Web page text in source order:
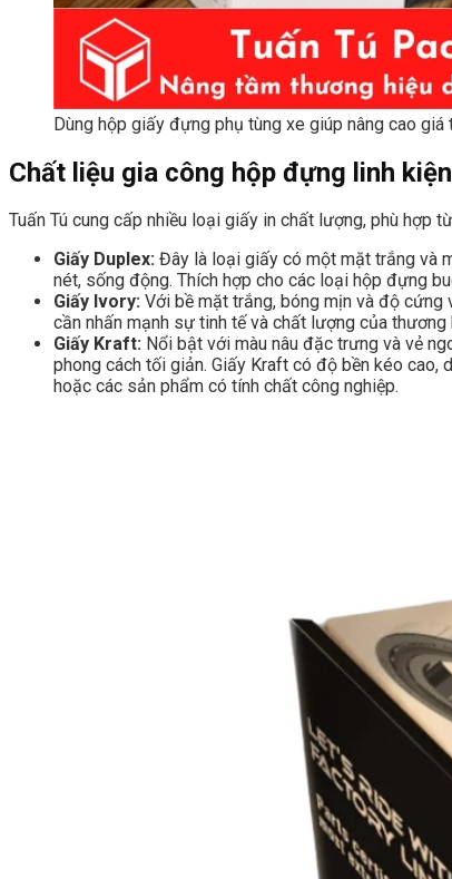
Dùng hộp giấy đựng phụ tùng xe giúp nâng cao giá
Chất liệu gia công hộp đựng linh
Tuấn Tú cung cấp nhiều loại giấy in chất lượng, phù hợp
Giấy Duplex: Đây là loại giấy có một mặt trắng và
nét, sống động. Thích hợp cho các loại hộp đựng
Giấy Ivory: Với bề mặt trắng, bóng mịn và độ
cần nhấn mạnh sự tinh tế và chất lượng của
Giấy Kraft: Nổi bật với màu nâu đặc trưng và vẻ
phong cách tối giản. Giấy Kraft có độ bền kéo
hoặc các sản phẩm có tính chất công nghiệp.